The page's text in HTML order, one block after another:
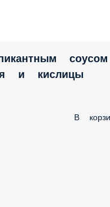
соусом
и кислицы
В